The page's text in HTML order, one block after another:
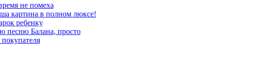
не помеха
картина в полном люксе!
ребенку
песню Балана, просто